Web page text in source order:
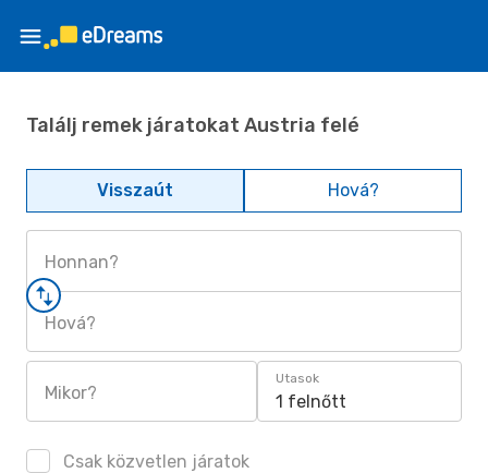
Találj remek járatokat Austria felé
Visszaút Hová?
Honnan?
Hová?
Mikor?
Utasok
1 felnőtt
Csak közvetlen járatok